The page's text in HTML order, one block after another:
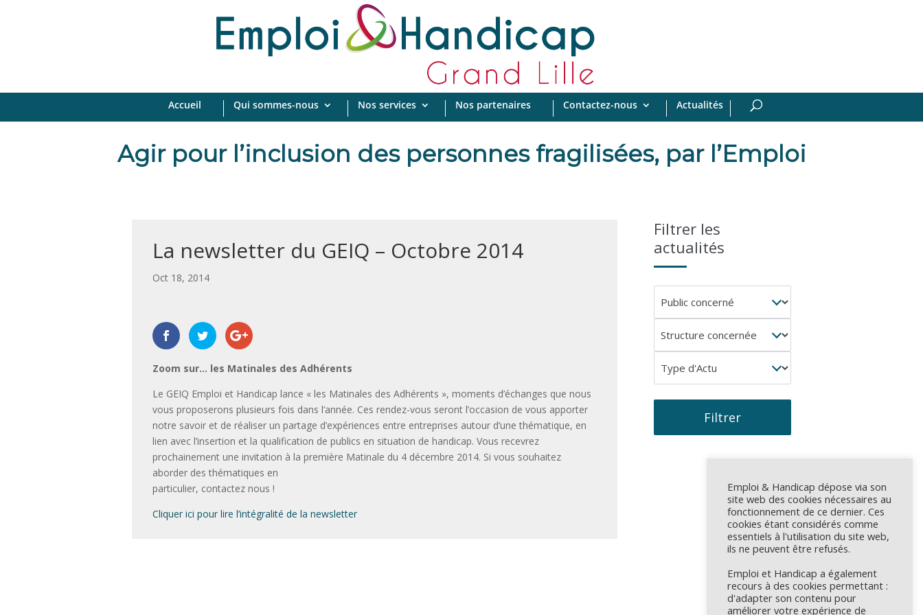
Accueil Qui sommes-nous Nos services Nos partenaires Contactez-nous Actualités
Agir pour l’inclusion des personnes fragilisées, par l’Emploi
La newsletter du GEIQ – Octobre 2014
par |
Oct 18, 2014
Zoom sur… les Matinales des Adhérents
Le GEIQ Emploi et Handicap lance « les Matinales des Adhérents », moments d’échanges que nous
vous proposerons plusieurs fois dans l’année. Ces rendez-vous seront l’occasion de vous apporter
notre savoir et de réaliser un partage d’expériences entre entreprises autour d’une thématique, en
lien avec l’insertion et la qualification de publics en situation de handicap. Vous recevrez
prochainement une invitation à la première Matinale du 4 décembre 2014. Si vous souhaitez
aborder des thématiques en
particulier, contactez nous !
Cliquer ici pour lire l’intégralité de la newsletter
Filtrer les
actualités
concerné
concernée
d'Actu
Filtrer
Emploi & Handicap dépose via son
site web des cookies nécessaires au
fonctionnement de ce dernier. Ces
cookies étant considérés comme
essentiels à l'utilisation du site web,
ils ne peuvent être refusés.
Emploi et Handicap a également
recours à des cookies permettant :
d'adapter son contenu pour
améliorer votre expérience de